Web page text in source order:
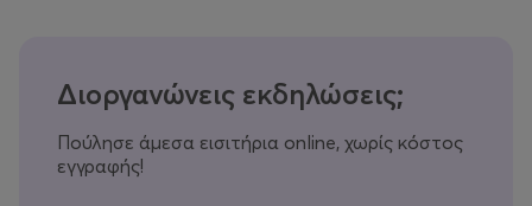
Διοργανώνεις εκδηλώσεις;
Πούλησε άμεσα εισιτήρια online, χωρίς κόστος
εγγραφής!